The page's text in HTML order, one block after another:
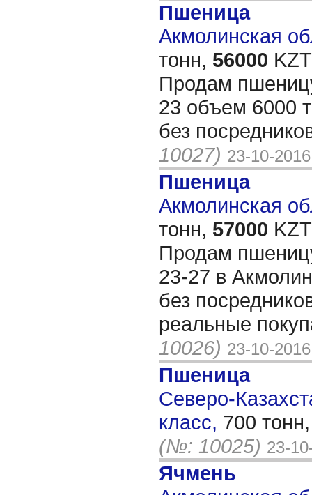
Пшеница
Акмолинская
тонн, 56000
Продам
23 объем 6000
без
10027) 23-10-2016
Пшеница
Акмолинская
тонн, 57000
Продам
23-27 в
без
реальные
10026) 23-10-2016
Пшеница
Северо-
класс, 700
(№: 10025) 23-
Ячмень